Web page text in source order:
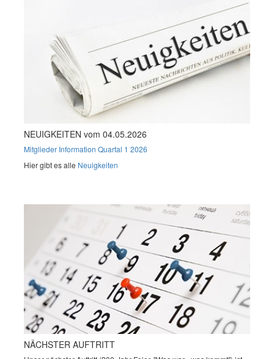
NEUIGKEITEN vom 04.05.2026
Mitglieder Information Quartal 1 2026
Hier gibt es alle Neuigkeiten
NÄCHSTER AUFTRITT